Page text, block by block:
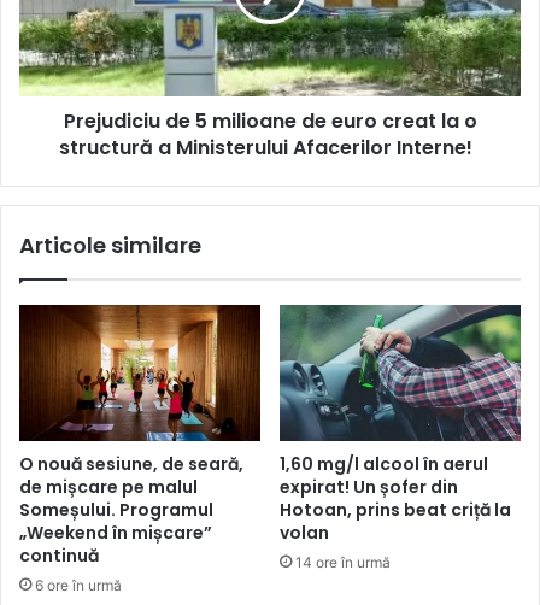
Prejudiciu de 5 milioane de euro creat la o
structură a Ministerului Afacerilor Interne!
Articole similare
O nouă sesiune, de seară,
de mișcare pe malul
Someșului. Programul
„Weekend în mișcare”
continuă
6 ore în urmă
1,60 mg/l alcool în aerul
expirat! Un șofer din
Hotoan, prins beat criță la
volan
14 ore în urmă